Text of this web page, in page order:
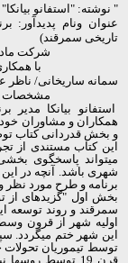
" نوشته: "استفانو بیانکا"
عنوان ونام
تاریخی سمرقند)
شرکت
با همکاری شرکت
سمانه ساریخانی/ ناظر
مشخصات نشر:
استفانو بیانکا
همکاران و مشاوران
و بخش قدردانی کتاب
این کتاب مستندی از
می­تواند پاسخگوی
شهری باشد. آنچه در
برنامه و طرح مورد نظر و
بخش اول "گزیده­ای از
سمرقند و روند توسعه
اولیه شهر از قرون
این شهر ختم می­گردد.
توسط تیموریان تحولات
قرن 19 توسط